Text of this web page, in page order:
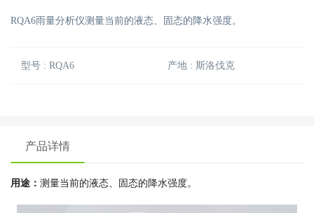
RQA6雨量分析仪测量当前的液态、固态的降水强度。
型号 : RQA6 产地 : 斯洛伐克
产品详情
用途： 测量当前的液态、固态的降水强度。